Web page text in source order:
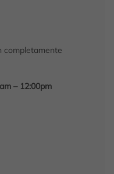
completamente
– 12:00pm